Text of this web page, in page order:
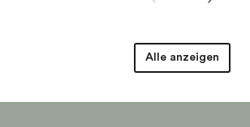
Alle anzeigen